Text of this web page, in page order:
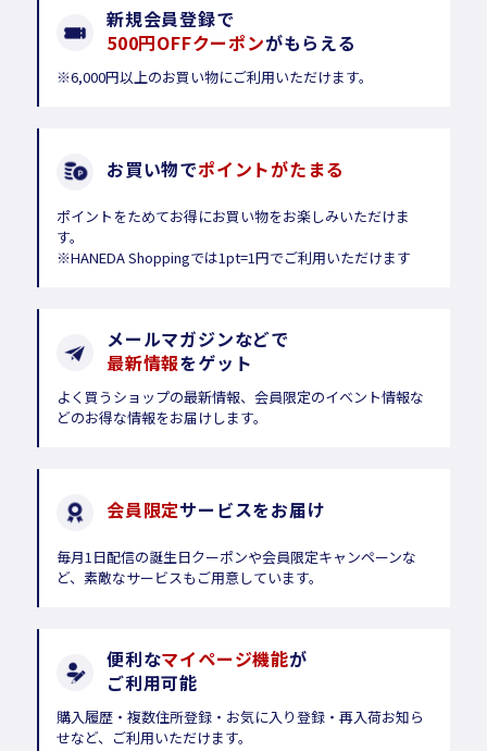
新規会員登録で
500円OFFクーポンがもらえる
※6,000円以上のお買い物にご利用いただけます。
お買い物でポイントがたまる
ポイントをためてお得にお買い物をお楽しみいただけま
す。
※HANEDA Shoppingでは1pt=1円でご利用いただけます
メールマガジンなどで
最新情報をゲット
よく買うショップの最新情報、会員限定のイベント情報な
どのお得な情報をお届けします。
会員限定サービスをお届け
毎月1日配信の誕生日クーポンや会員限定キャンペーンな
ど、素敵なサービスもご用意しています。
便利なマイページ機能が
ご利用可能
購入履歴・複数住所登録・お気に入り登録・再入荷お知ら
せなど、ご利用いただけます。